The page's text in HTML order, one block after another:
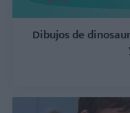
Dibujos de